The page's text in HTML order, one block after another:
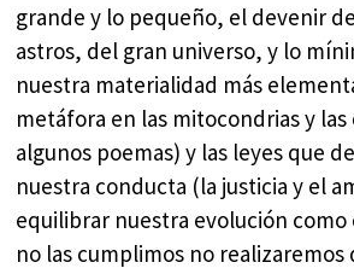
grande y lo pequeño, el devenir
astros, del gran universo, y lo
nuestra materialidad más
metáfora en las mitocondrias y las
algunos poemas) y las leyes que
nuestra conducta (la justicia y el
equilibrar nuestra evolución como
no las cumplimos no realizaremos